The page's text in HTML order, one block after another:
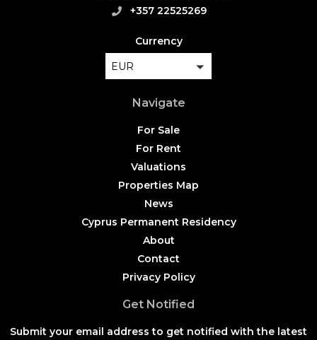
+357 22525269
Currency
EUR
Navigate
For Sale
For Rent
Valuations
Properties Map
News
Cyprus Permanent Residency
About
Contact
Privacy Policy
Get Notified
Submit your email address to get notified with the latest